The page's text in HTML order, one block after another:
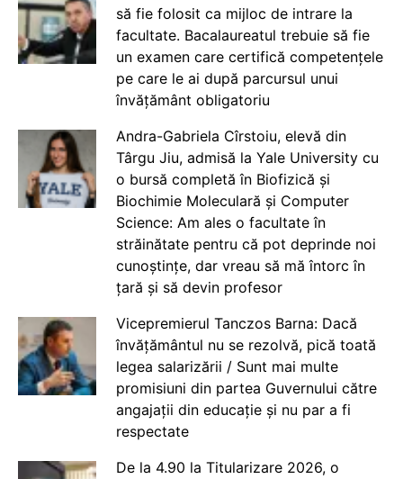
să fie folosit ca mijloc de intrare la
facultate. Bacalaureatul trebuie să fie
un examen care certifică competențele
pe care le ai după parcursul unui
învățământ obligatoriu
Andra-Gabriela Cîrstoiu, elevă din
Târgu Jiu, admisă la Yale University cu
o bursă completă în Biofizică și
Biochimie Moleculară și Computer
Science: Am ales o facultate în
străinătate pentru că pot deprinde noi
cunoștințe, dar vreau să mă întorc în
țară și să devin profesor
Vicepremierul Tanczos Barna: Dacă
învățământul nu se rezolvă, pică toată
legea salarizării / Sunt mai multe
promisiuni din partea Guvernului către
angajații din educație și nu par a fi
respectate
De la 4.90 la Titularizare 2026, o